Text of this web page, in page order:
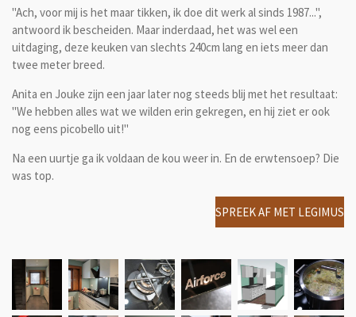
"Ach, voor mij is het maar tikken, ik doe dit werk al sinds 1987...",
antwoord ik bescheiden. Maar inderdaad, het was wel een
uitdaging, deze keuken van slechts 240cm lang en iets meer dan
twee meter breed.
Anita en Jouke zijn een jaar later nog steeds blij met het resultaat:
"We hebben alles wat we wilden erin gekregen, en hij ziet er ook
nog eens picobello uit!"
Na een uurtje ga ik voldaan de kou weer in. En de erwtensoep? Die
was top.
SPREEK AF MET LEGIMUS